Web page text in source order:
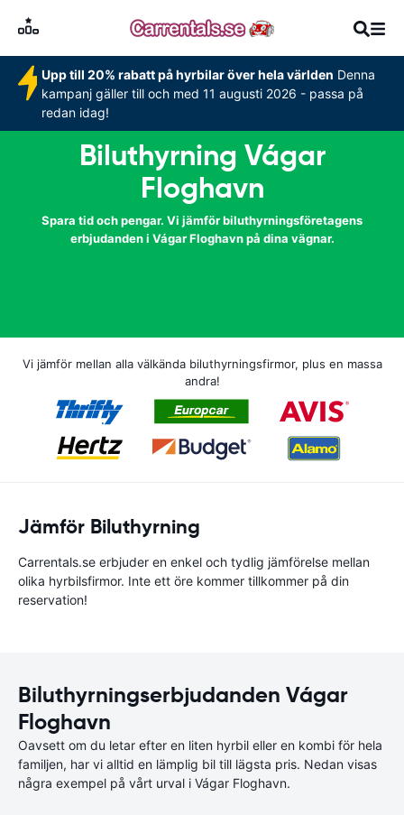
Upp till 20% rabatt på hyrbilar över hela världen Denna
kampanj gäller till och med 11 augusti 2026 - passa på
redan idag!
Biluthyrning Vágar
Floghavn
Spara tid och pengar. Vi jämför biluthyrningsföretagens
erbjudanden i Vágar Floghavn på dina vägnar.
Vi jämför mellan alla välkända biluthyrningsfirmor, plus en massa
andra!
Jämför Biluthyrning
Carrentals.se erbjuder en enkel och tydlig jämförelse mellan
olika hyrbilsfirmor. Inte ett öre kommer tillkommer på din
reservation!
Biluthyrningserbjudanden Vágar
Floghavn
Oavsett om du letar efter en liten hyrbil eller en kombi för hela
familjen, har vi alltid en lämplig bil till lägsta pris. Nedan visas
några exempel på vårt urval i Vágar Floghavn.